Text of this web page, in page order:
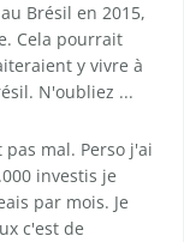
Brésil en 2015,
Cela pourrait
y vivre à
N'oubliez ...
pas mal. Perso j'ai
investis je
par mois. Je
c'est de